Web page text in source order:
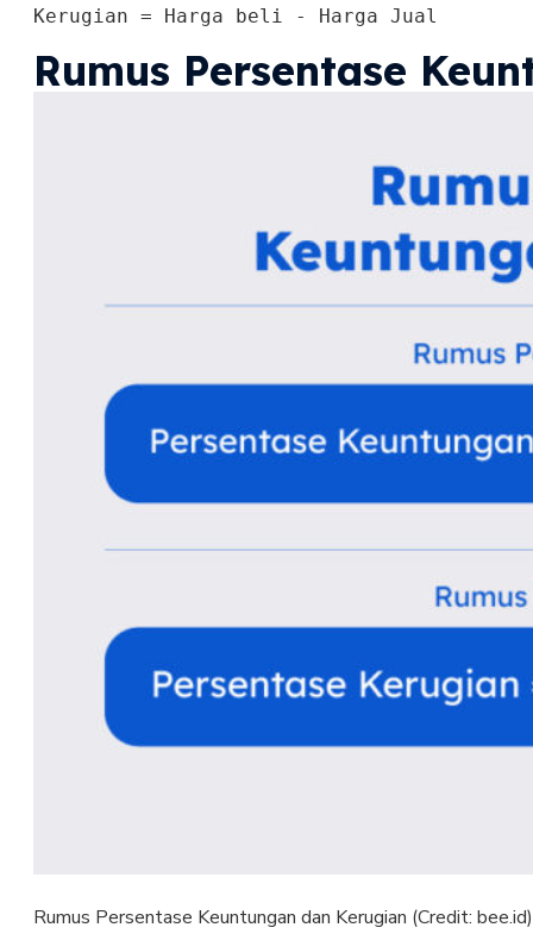
Kerugian = Harga beli - Harga Jual
Rumus Persentase
Rumus Persentase Keuntungan dan Kerugian (Credit: bee.id)